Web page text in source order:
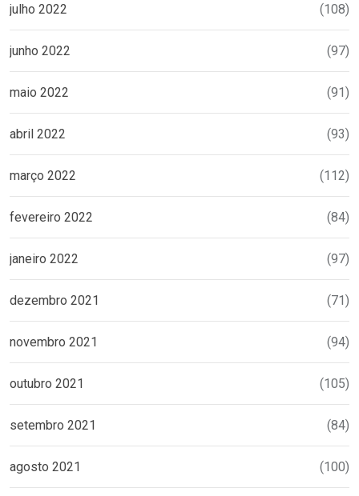
julho 2022 (108)
junho 2022 (97)
maio 2022 (91)
abril 2022 (93)
março 2022 (112)
fevereiro 2022 (84)
janeiro 2022 (97)
dezembro 2021 (71)
novembro 2021 (94)
outubro 2021 (105)
setembro 2021 (84)
agosto 2021 (100)